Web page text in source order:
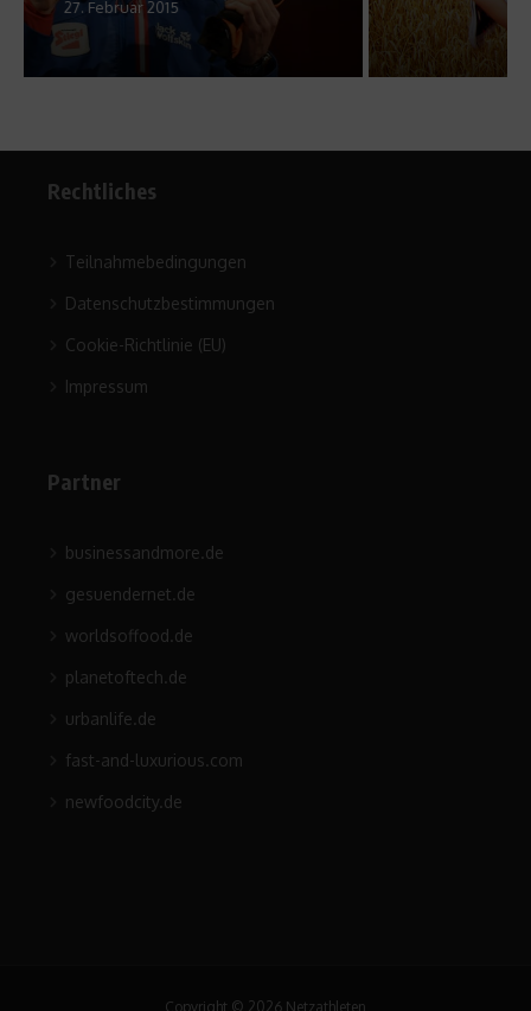
Rechtliches
Teilnahmebedingungen
Datenschutzbestimmungen
Cookie-Richtlinie (EU)
Impressum
Partner
businessandmore.de
gesuendernet.de
worldsoffood.de
planetoftech.de
urbanlife.de
fast-and-luxurious.com
newfoodcity.de
Copyright © 2026 Netzathleten